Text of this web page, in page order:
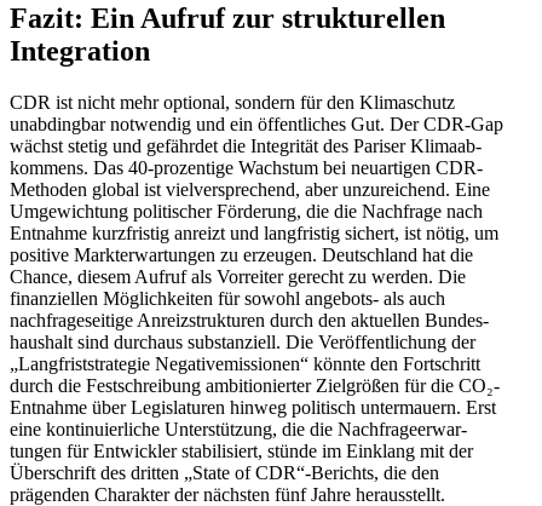
Fazit: Ein Aufruf zur struk­tu­rellen
Integration
CDR ist nicht mehr optional, sondern für den Klima­schutz
unabdingbar notwendig und ein öffent­liches Gut. Der CDR-Gap
wächst stetig und gefährdet die Integrität des Pariser Klima­ab­
kommens. Das 40-prozentige Wachstum bei neuar­tigen CDR-
Methoden global ist vielver­spre­chend, aber unzurei­chend. Eine
Umgewichtung politi­scher Förderung, die die Nachfrage nach
Entnahme kurzfristig anreizt und langfristig sichert, ist nötig, um
positive Markt­er­war­tungen zu erzeugen. Deutschland hat die
Chance, diesem Aufruf als Vorreiter gerecht zu werden. Die
finan­zi­ellen Möglich­keiten für sowohl angebots- als auch
nachfra­ge­seitige Anreiz­struk­turen durch den aktuellen Bundes­
haushalt sind durchaus substan­ziell. Die Veröf­fent­li­chung der
„Langfrist­stra­tegie Negative­mis­sionen“ könnte den Fortschritt
durch die Festschreibung ambitio­nierter Zielgrößen für die CO₂-
Entnahme über Legis­la­turen hinweg politisch unter­mauern. Erst
eine konti­nu­ier­liche Unter­stützung, die die Nachfra­ge­er­war­
tungen für Entwickler stabi­li­siert, stünde im Einklang mit der
Überschrift des dritten „State of CDR“-Berichts, die den
prägenden Charakter der nächsten fünf Jahre herausstellt.